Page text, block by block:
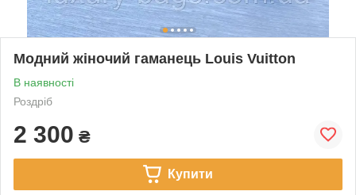
Модний жіночий гаманець Louis Vuitton
В наявності
Роздріб
2 300 ₴
Купити